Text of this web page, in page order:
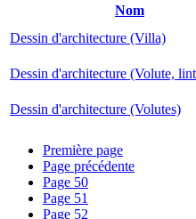
Nom
Dessin d'architecture (Villa)
Dessin d'architecture (Volute,
Dessin d'architecture (Volutes)
Première page
Page précédente
Page 50
Page 51
Page 52